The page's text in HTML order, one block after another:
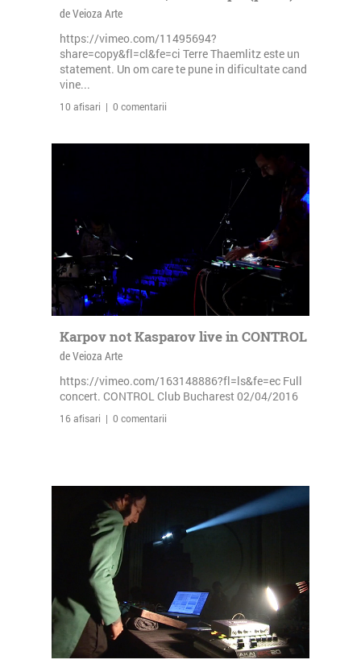
de Veioza Arte
https://vimeo.com/11495694?
share=copy&fl=cl&fe=ci Terre Thaemlitz este un
statement. Un om care te pune in dificultate cand
vine...
10 afisari | 0 comentarii
Karpov not Kasparov live in CONTROL
de Veioza Arte
https://vimeo.com/163148886?fl=ls&fe=ec Full
concert. CONTROL Club Bucharest 02/04/2016
16 afisari | 0 comentarii